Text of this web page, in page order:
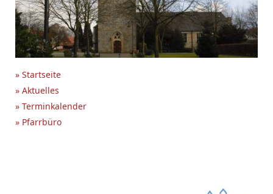
» Startseite
» Aktuelles
» Terminkalender
» Pfarrbüro